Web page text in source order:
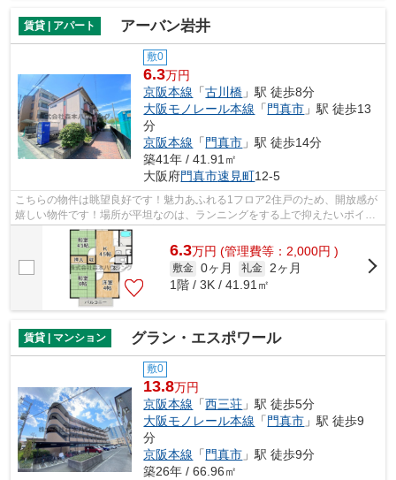
賃貸 | アパート アーバン岩井
敷0
6.3万円
京阪本線 「古川橋 」駅 徒歩8分
大阪モノレール本線 「門真市 」駅 徒歩13
分
京阪本線 「門真市 」駅 徒歩14分
築41年 / 41.91㎡
大阪府門真市速見町12-5
こちらの物件は眺望良好です！魅力あふれる1フロア2住戸のため、開放感が
嬉しい物件です！場所が平坦なのは、ランニングをする上で抑えたいポイン
トですね！駅徒歩8分に駅が立地する物...
6.3万円 (管理費等：2,000円 )
敷金 0ヶ月 礼金
2ヶ月
1階 / 3K / 41.91㎡
賃貸 | マンション グラン・エスポワール
敷0
13.8万円
京阪本線 「西三荘 」駅 徒歩5分
大阪モノレール本線 「 門真市 」駅 徒歩9
分
京阪本線 「 門真市 」駅 徒歩9分
築26年 / 66.96㎡